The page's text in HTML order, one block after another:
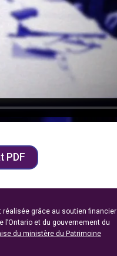
PDF
grâce au soutien financier
l’Ontario et du gouvernement du
du ministère du Patrimoine